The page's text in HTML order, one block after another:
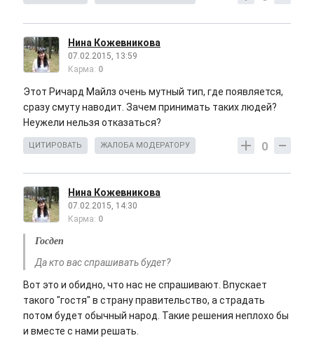
Нина Кожевникова
07.02.2015, 13:59
Карма: 0
Этот Ричард Майлз очень мутный тип, где появляется,
сразу смуту наводит. Зачем принимать таких людей?
Неужели нельзя отказаться?
0
ЦИТИРОВАТЬ ЖАЛОБА МОДЕРАТОРУ
Нина Кожевникова
07.02.2015, 14:30
Карма: 0
Госдеп
Да кто вас спрашивать будет?
Вот это и обидно, что нас не спрашивают. Впускает
такого "гостя" в страну правительство, а страдать
потом будет обычный народ. Такие решения неплохо бы
и вместе с нами решать.